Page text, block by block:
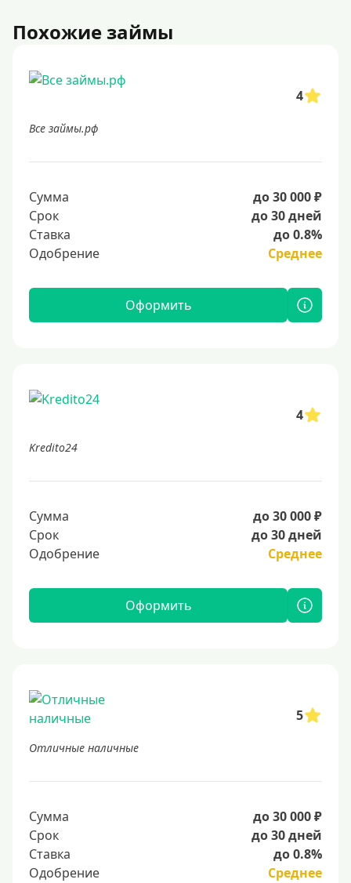
Похожие займы
4
Все займы.рф
Сумма
до 30 000 ₽
Срок
до 30 дней
Ставка
до 0.8%
Одобрение
Среднее
Оформить
4
Kredito24
Сумма
до 30 000 ₽
Срок
до 30 дней
Одобрение
Среднее
Оформить
5
Отличные наличные
Сумма
до 30 000 ₽
Срок
до 30 дней
Ставка
до 0.8%
Одобрение
Среднее